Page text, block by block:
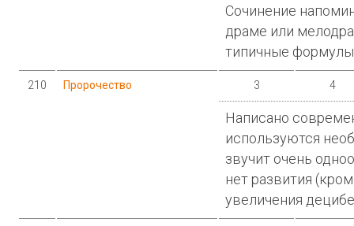
Сочинение
драме или
типичные
210 Пророчество 3 4
Написано
используются
звучит очень
нет развития
увеличения